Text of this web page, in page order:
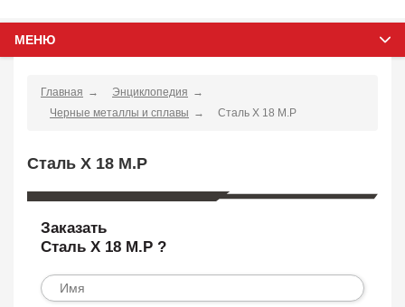
МЕНЮ
Главная
Энциклопедия
Черные металлы и сплавы
Сталь X 18 M.P
Сталь X 18 M.P
Заказать
Сталь X 18 M.P ?